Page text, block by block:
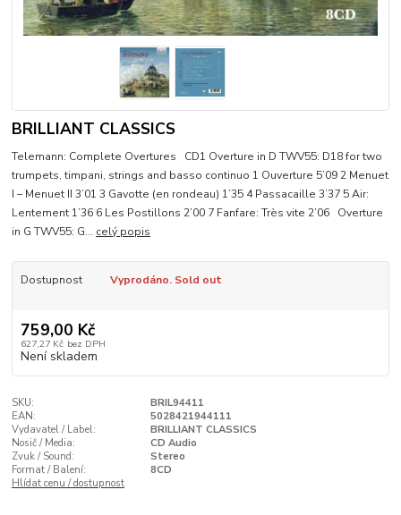
BRILLIANT CLASSICS
Telemann: Complete Overtures CD1 Overture in D TWV55: D18 for two
trumpets, timpani, strings and basso continuo 1 Ouverture 5’09 2 Menuet
I – Menuet II 3’01 3 Gavotte (en rondeau) 1’35 4 Passacaille 3’37 5 Air:
Lentement 1’36 6 Les Postillons 2’00 7 Fanfare: Très vite 2’06 Overture
in G TWV55: G... celý popis
Dostupnost Vyprodáno. Sold out
759,00 Kč
627,27 Kč bez DPH
Není skladem
SKU:
BRIL94411
EAN:
5028421944111
Vydavatel / Label:
BRILLIANT CLASSICS
Nosič / Media:
CD Audio
Zvuk / Sound:
Stereo
Format / Balení:
8CD
Hlídat cenu / dostupnost